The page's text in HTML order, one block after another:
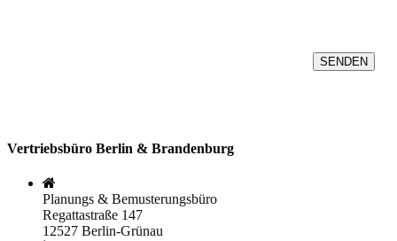
Vertriebsbüro Berlin & Brandenburg
Planungs & Bemusterungsbüro
Regattastraße 147
12527 Berlin-Grünau